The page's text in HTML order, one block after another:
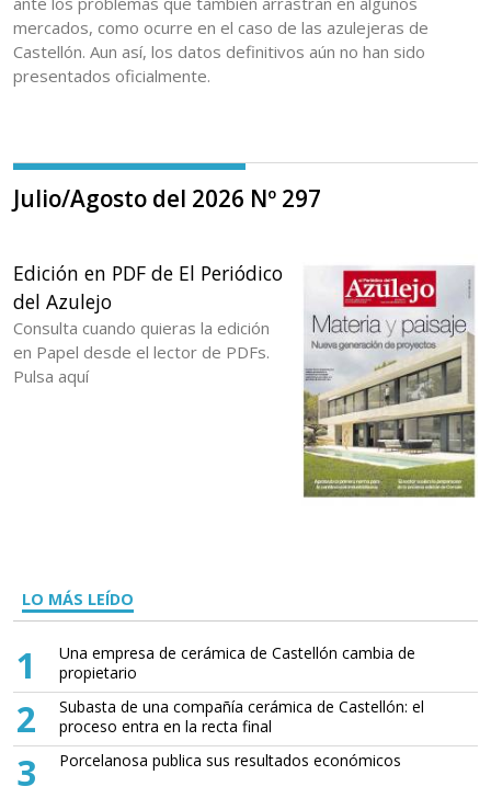
mercados, como ocurre en el caso de las azulejeras de
Castellón. Aun así, los datos definitivos aún no han sido
presentados oficialmente.
Julio/Agosto del 2026 Nº 297
Edición en PDF de El Periódico
del Azulejo
Consulta cuando quieras la edición
en Papel desde el lector de PDFs.
Pulsa aquí
LO MÁS LEÍDO
1
Una empresa de cerámica de Castellón cambia de
propietario
2
Subasta de una compañía cerámica de Castellón: el
proceso entra en la recta final
3 Porcelanosa publica sus resultados económicos